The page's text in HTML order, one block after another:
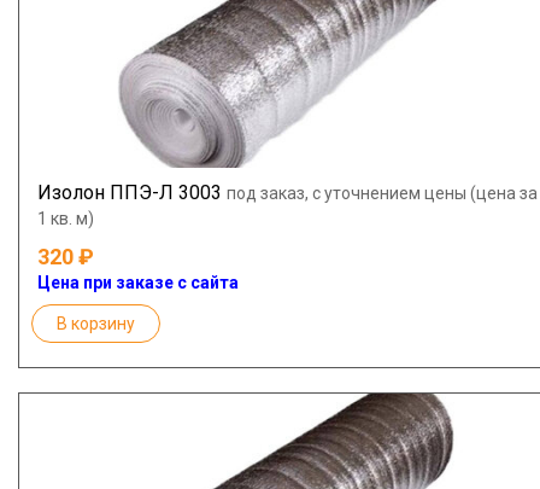
Изолон ППЭ-Л 3003 под заказ, с уточнением цены (цена за
1 кв. м)
320
Цена при заказе с сайта
В корзину